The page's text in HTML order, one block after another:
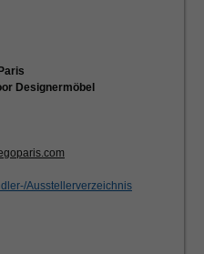
Designermöbel
Ausstellerverzeichnis